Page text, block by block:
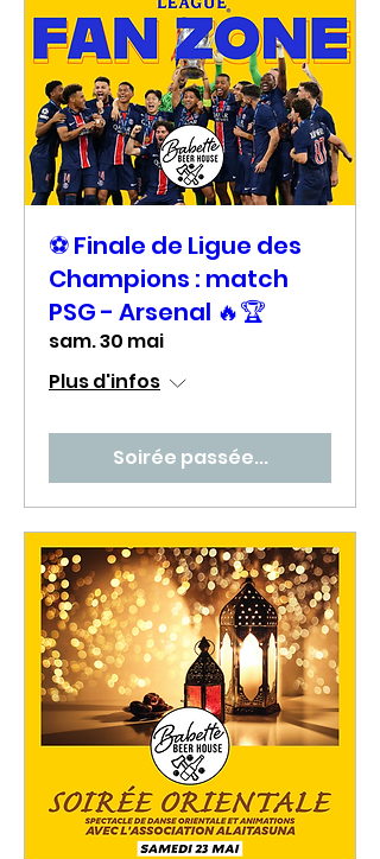
⚽ Finale de Ligue des
Champions : match
PSG - Arsenal 🔥🏆
sam. 30 mai
Plus d'infos
Soirée passée...